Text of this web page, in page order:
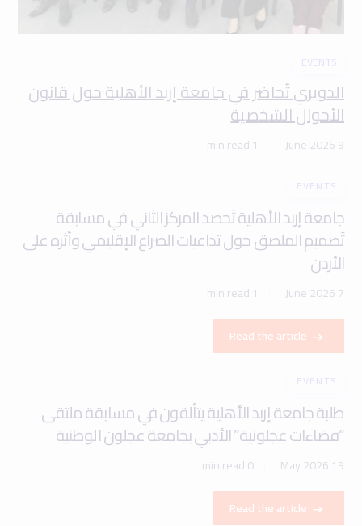
EVENTS
الدويري تُحاضر في جامعة إربد الأهلية حول قانون
الأحوال الشخصية
9 June 2026
1 min read
EVENTS
جامعة إربد الأهلية تَحصد المركز الثاني في مسابقة
تَصميم الملصق حول تداعيات الصراع الإقليمي وأثره على
الأردن
7 June 2026
1 min read
Read the article
EVENTS
طلبة جامعة إربد الأهلية يتألقون في مسابقة ملتقى
“فضاءات عجلونية” الأدبي بجامعة عجلون الوطنية
19 May 2026
0 min read
Read the article